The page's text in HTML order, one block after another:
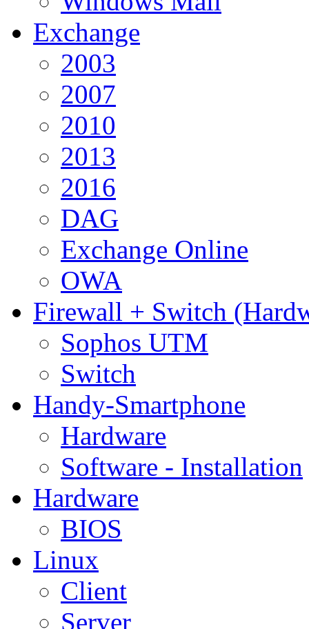
Exchange
2003
2007
2010
2013
2016
DAG
Exchange Online
OWA
Firewall + Switch
Sophos UTM
Switch
Handy-Smartphone
Hardware
Software - Installation
Hardware
BIOS
Linux
Client
Server